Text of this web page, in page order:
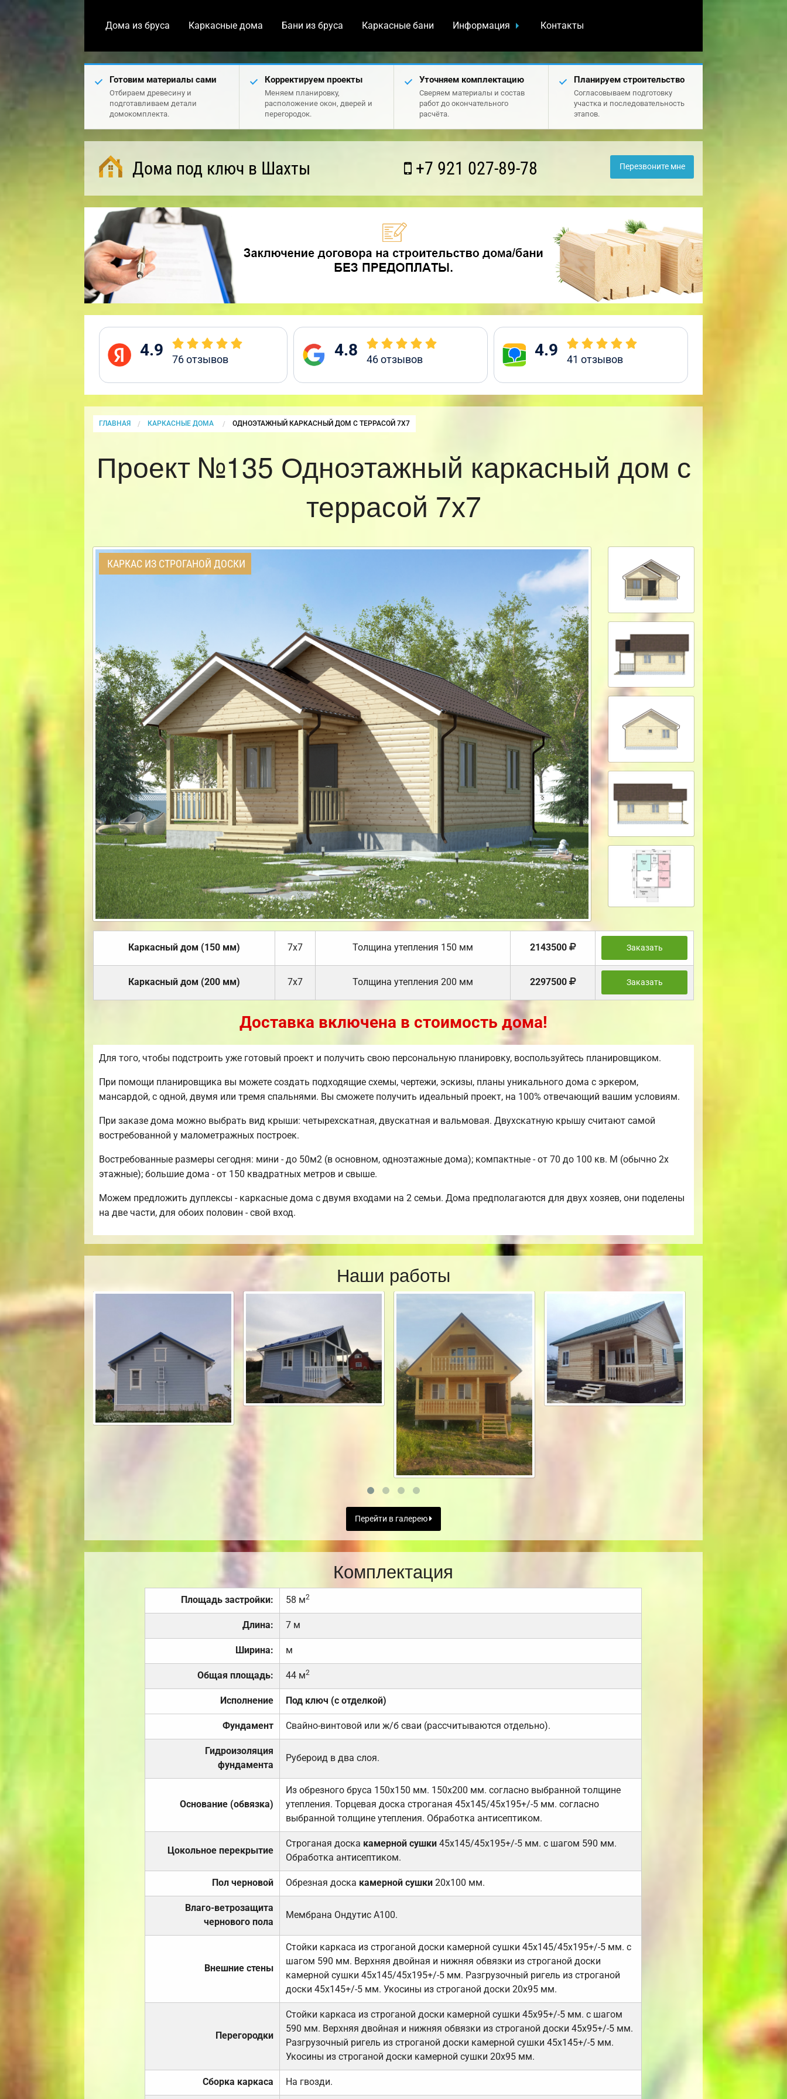
Дома из бруса Каркасные дома Бани из бруса Каркасные бани Информация Контакты
Готовим материалы сами
Отбираем древесину и
подготавливаем детали
домокомплекта.
Корректируем проекты
Меняем планировку,
расположение окон, дверей и
перегородок.
Уточняем комплектацию
Сверяем материалы и состав
работ до окончательного
расчёта.
Планируем строительство
Согласовываем подготовку
участка и последовательность
этапов.
Дома под ключ в Шахты +7 921 027-89-78 Перезвоните мне
4.9 76отзывов 4.8 46отзывов 4.9 41 отзывов
ГЛАВНАЯ КАРКАСНЫЕ ДОМА CURRENT:
ОДНОЭТАЖНЫЙ КАРКАСНЫЙ ДОМ С ТЕРРАСОЙ 7Х7
Проект №135 Одноэтажный каркасный дом с
террасой 7х7
КАРКАС ИЗ СТРОГАНОЙ ДОСКИ
Каркасный дом (150 мм) 7х7 Толщина утепления 150 мм 2143500 Заказать
Каркасный дом (200 мм) 7х7 Толщина утепления 200 мм 2297500 Заказать
Доставка включена в стоимость дома!
Для того, чтобы подстроить уже готовый проект и получить свою персональную планировку, воспользуйтесь планировщиком.
При помощи планировщика вы можете создать подходящие схемы, чертежи, эскизы, планы уникального дома с эркером,
мансардой, с одной, двумя или тремя спальнями. Вы сможете получить идеальный проект, на 100% отвечающий вашим условиям.
При заказе дома можно выбрать вид крыши: четырехскатная, двускатная и вальмовая. Двухскатную крышу считают самой
востребованной у малометражных построек.
Востребованные размеры сегодня: мини - до 50м2 (в основном, одноэтажные дома); компактные - от 70 до 100 кв. М (обычно 2х
этажные); большие дома - от 150 квадратных метров и свыше.
Можем предложить дуплексы - каркасные дома с двумя входами на 2 семьи. Дома предполагаются для двух хозяев, они поделены
на две части, для обоих половин - свой вход.
Наши работы
Перейти в галерею
Комплектация
Площадь застройки: 58 м2
Длина: 7 м
Ширина: м
Общая площадь: 44 м2
Исполнение Под ключ (с отделкой)
Фундамент Свайно-винтовой или ж/б сваи (рассчитываются отдельно).
Гидроизоляция
фундамента
Рубероид в два слоя.
Основание (обвязка)
Из обрезного бруса 150х150 мм. 150х200 мм. согласно выбранной толщине
утепления. Торцевая доска строганая 45х145/45х195+/-5 мм. согласно
выбранной толщине утепления. Обработка антисептиком.
Цокольное перекрытие
Строганая доска камерной сушки 45х145/45х195+/-5 мм. с шагом 590 мм.
Обработка антисептиком.
Пол черновой Обрезная доска камерной сушки20х100 мм.
Влаго-ветрозащита
чернового пола
Мембрана Ондутис А100.
Внешние стены
Стойки каркаса из строганой доски камерной сушки 45х145/45х195+/-5 мм. с
шагом 590 мм. Верхняя двойная и нижняя обвязки из строганой доски
камерной сушки 45х145/45х195+/-5 мм. Разгрузочный ригель из строганой
доски 45х145+/-5 мм. Укосины из строганой доски 20х95 мм.
Перегородки
Стойки каркаса из строганой доски камерной сушки 45х95+/-5 мм. с шагом
590 мм. Верхняя двойная и нижняя обвязки из строганой доски 45х95+/-5 мм.
Разгрузочный ригель из строганой доски камерной сушки 45х145+/-5 мм.
Укосины из строганой доски камерной сушки 20х95 мм.
Сборка каркаса На гвозди.